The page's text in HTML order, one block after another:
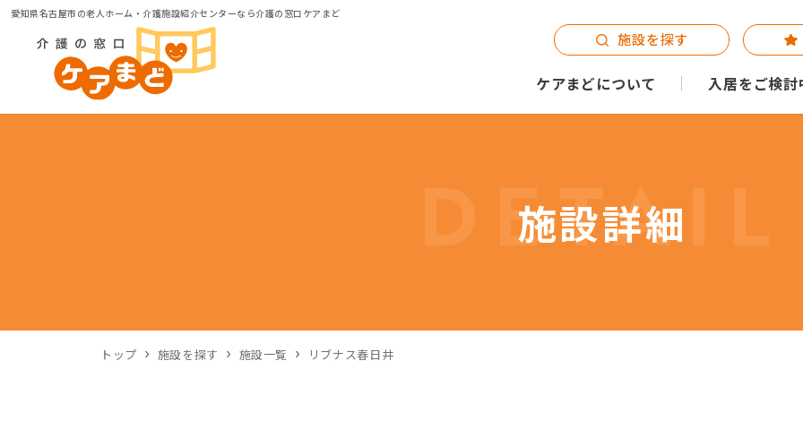
愛知県名古屋市の老人ホーム・介護施設紹介センターなら介護の窓口ケアまど
ケアまどについて 入居をご検討
施設を探す
DETAIL
施設詳細
トップ 施設を探す 施設一覧 リブナス春日井